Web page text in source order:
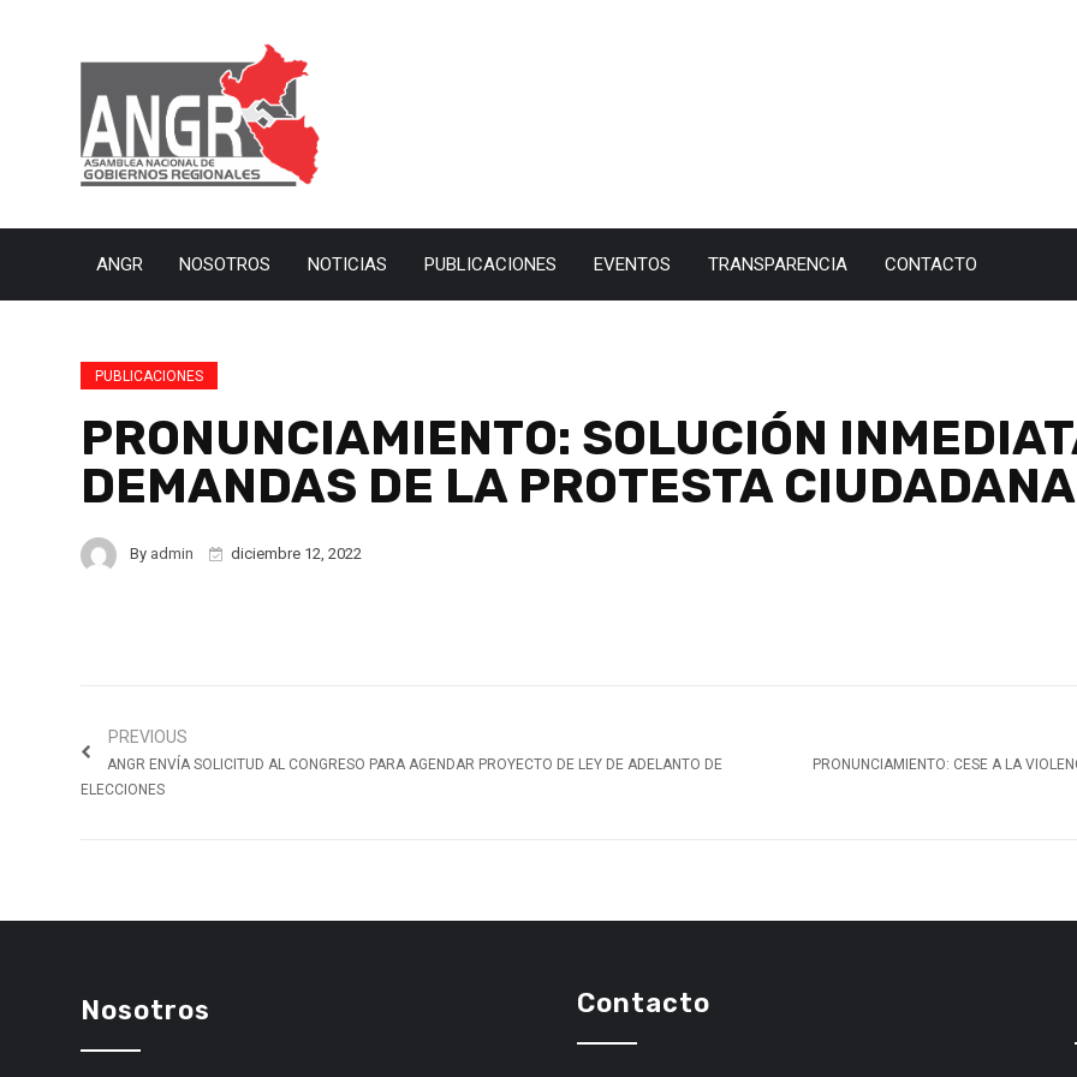
ANGR NOSOTROS NOTICIAS PUBLICACIONES EVENTOS TRANSPARENCIA CONTACTO
PUBLICACIONES
PRONUNCIAMIENTO: SOLUCIÓN
DEMANDAS DE LA PROTESTA
By admin diciembre 12, 2022
PREVIOUS
ANGR ENVÍA SOLICITUD AL CONGRESO PARA AGENDAR PROYECTO DE LEY DE ADELANTO DE
ELECCIONES
PRONUNCIAMIENTO: CESE A LA
Nosotros Contacto